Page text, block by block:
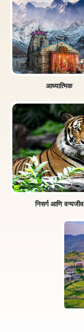
आध्यात्मिक
निसर्ग आणि वन्यजीव